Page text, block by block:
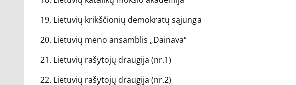
19. Lietuvių krikščionių demokratų sąjunga
20. Lietuvių meno ansamblis „Dainava“
21. Lietuvių rašytojų draugija (nr.1)
22. Lietuvių rašytojų draugija (nr.2)